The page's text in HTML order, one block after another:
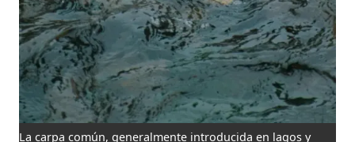
La carpa común, generalmente introducida en lagos y